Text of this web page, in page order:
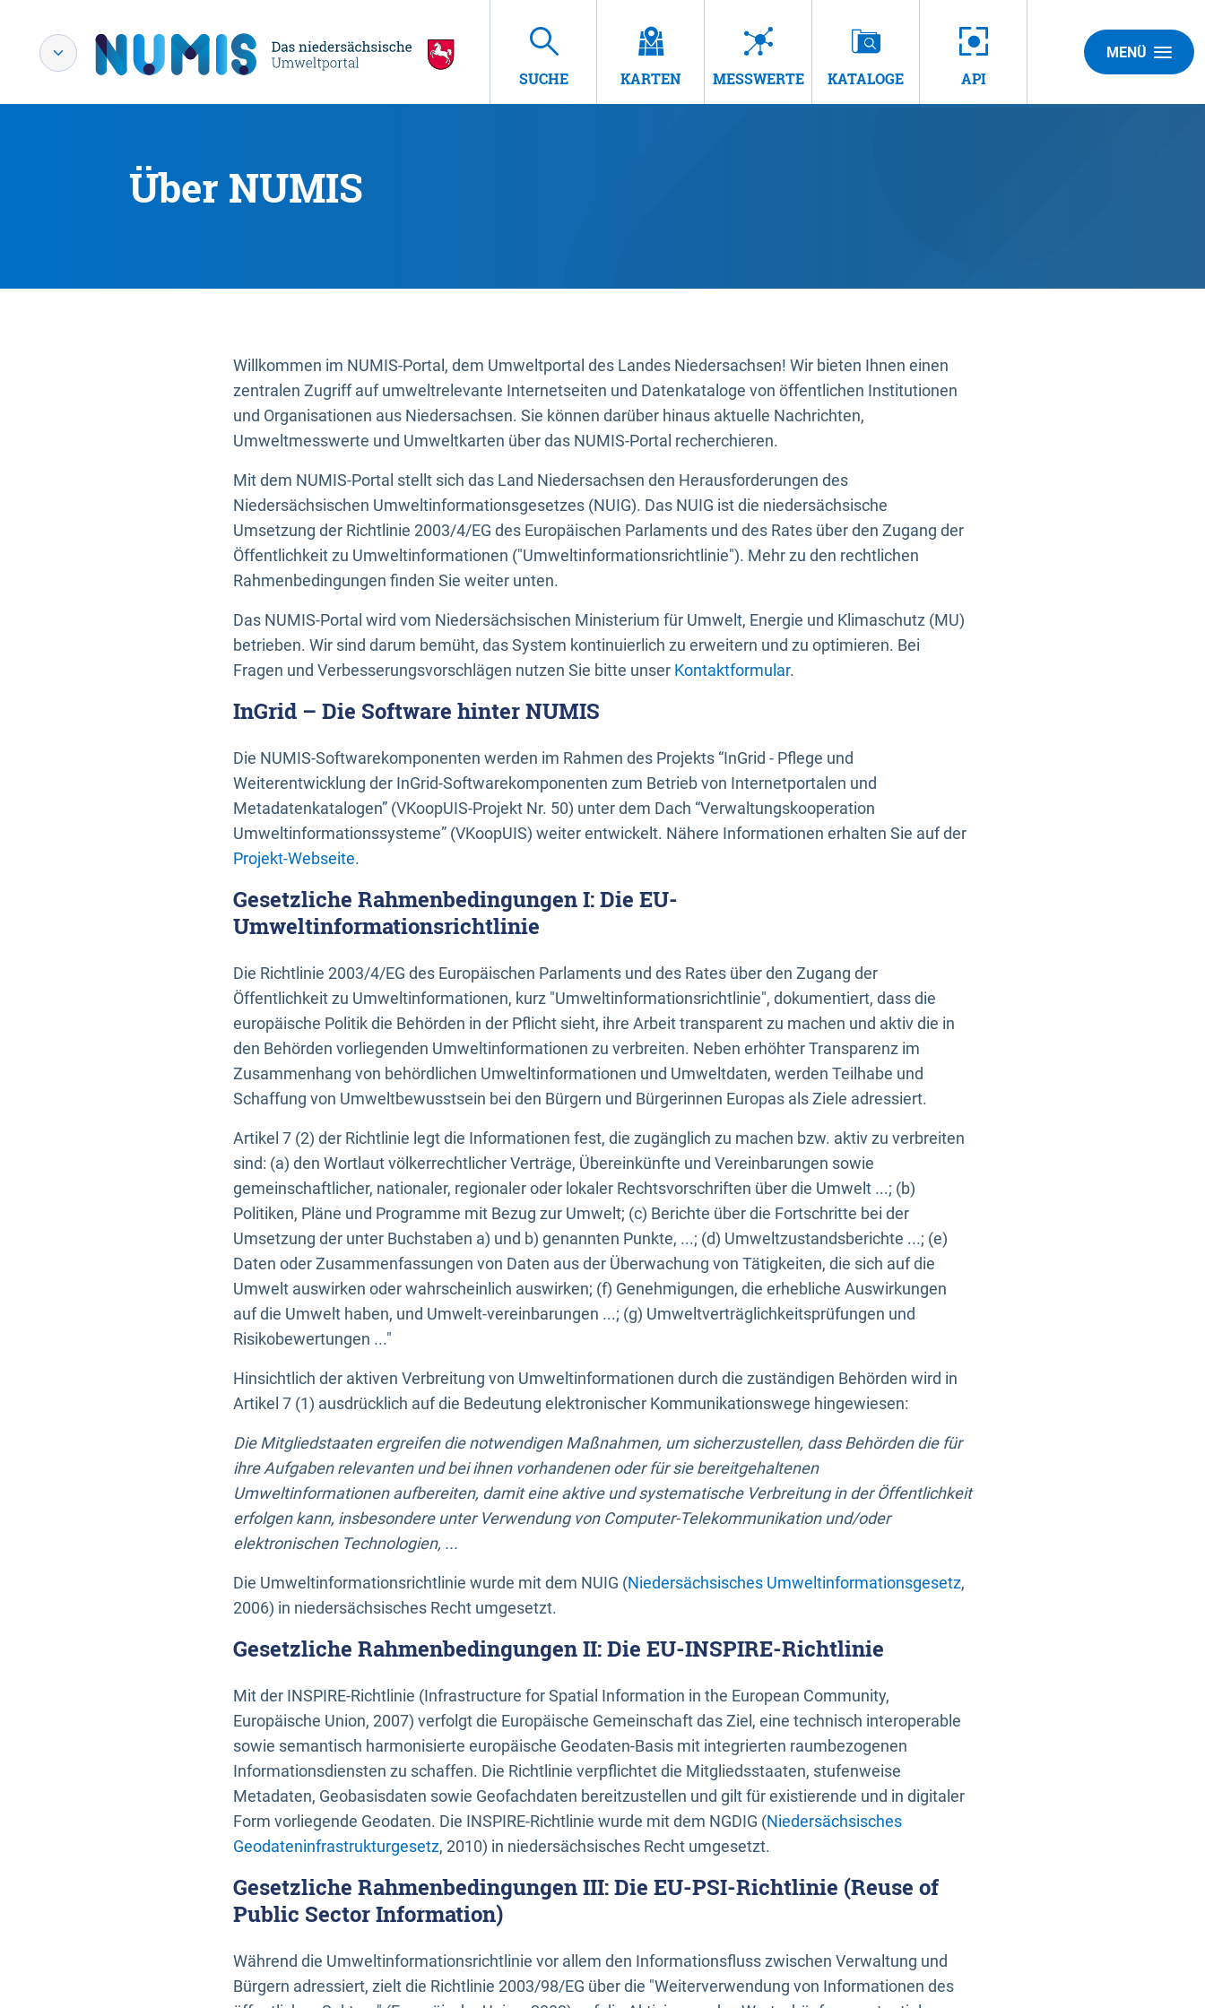
SUCHE KARTEN MESSWERTE KATALOGE API
MENÜ
Über NUMIS
Willkommen im NUMIS-Portal, dem Umweltportal des Landes Niedersachsen! Wir bieten Ihnen einen
zentralen Zugriff auf umweltrelevante Internetseiten und Datenkataloge von öffentlichen Institutionen
und Organisationen aus Niedersachsen. Sie können darüber hinaus aktuelle Nachrichten,
Umweltmesswerte und Umweltkarten über das NUMIS-Portal recherchieren.
Mit dem NUMIS-Portal stellt sich das Land Niedersachsen den Herausforderungen des
Niedersächsischen Umweltinformationsgesetzes (NUIG). Das NUIG ist die niedersächsische
Umsetzung der Richtlinie 2003/4/EG des Europäischen Parlaments und des Rates über den Zugang der
Öffentlichkeit zu Umweltinformationen ("Umweltinformationsrichtlinie"). Mehr zu den rechtlichen
Rahmenbedingungen finden Sie weiter unten.
Das NUMIS-Portal wird vom Niedersächsischen Ministerium für Umwelt, Energie und Klimaschutz (MU)
betrieben. Wir sind darum bemüht, das System kontinuierlich zu erweitern und zu optimieren. Bei
Fragen und Verbesserungsvorschlägen nutzen Sie bitte unser Kontaktformular.
InGrid – Die Software hinter NUMIS
Die NUMIS-Softwarekomponenten werden im Rahmen des Projekts “InGrid - Pflege und
Weiterentwicklung der InGrid-Softwarekomponenten zum Betrieb von Internetportalen und
Metadatenkatalogen” (VKoopUIS-Projekt Nr. 50) unter dem Dach “Verwaltungskooperation
Umweltinformationssysteme” (VKoopUIS) weiter entwickelt. Nähere Informationen erhalten Sie auf der
Projekt-Webseite.
Gesetzliche Rahmenbedingungen I: Die EU-
Umweltinformationsrichtlinie
Die Richtlinie 2003/4/EG des Europäischen Parlaments und des Rates über den Zugang der
Öffentlichkeit zu Umweltinformationen, kurz "Umweltinformationsrichtlinie", dokumentiert, dass die
europäische Politik die Behörden in der Pflicht sieht, ihre Arbeit transparent zu machen und aktiv die in
den Behörden vorliegenden Umweltinformationen zu verbreiten. Neben erhöhter Transparenz im
Zusammenhang von behördlichen Umweltinformationen und Umweltdaten, werden Teilhabe und
Schaffung von Umweltbewusstsein bei den Bürgern und Bürgerinnen Europas als Ziele adressiert.
Artikel 7 (2) der Richtlinie legt die Informationen fest, die zugänglich zu machen bzw. aktiv zu verbreiten
sind: (a) den Wortlaut völkerrechtlicher Verträge, Übereinkünfte und Vereinbarungen sowie
gemeinschaftlicher, nationaler, regionaler oder lokaler Rechtsvorschriften über die Umwelt ...; (b)
Politiken, Pläne und Programme mit Bezug zur Umwelt; (c) Berichte über die Fortschritte bei der
Umsetzung der unter Buchstaben a) und b) genannten Punkte, ...; (d) Umweltzustandsberichte ...; (e)
Daten oder Zusammenfassungen von Daten aus der Überwachung von Tätigkeiten, die sich auf die
Umwelt auswirken oder wahrscheinlich auswirken; (f) Genehmigungen, die erhebliche Auswirkungen
auf die Umwelt haben, und Umwelt-vereinbarungen ...; (g) Umweltverträglichkeitsprüfungen und
Risikobewertungen ..."
Hinsichtlich der aktiven Verbreitung von Umweltinformationen durch die zuständigen Behörden wird in
Artikel 7 (1) ausdrücklich auf die Bedeutung elektronischer Kommunikationswege hingewiesen:
Die Mitgliedstaaten ergreifen die notwendigen Maßnahmen, um sicherzustellen, dass Behörden die für
ihre Aufgaben relevanten und bei ihnen vorhandenen oder für sie bereitgehaltenen
Umweltinformationen aufbereiten, damit eine aktive und systematische Verbreitung in der Öffentlichkeit
erfolgen kann, insbesondere unter Verwendung von Computer-Telekommunikation und/oder
elektronischen Technologien, ...
Die Umweltinformationsrichtlinie wurde mit dem NUIG (Niedersächsisches Umweltinformationsgesetz,
2006) in niedersächsisches Recht umgesetzt.
Gesetzliche Rahmenbedingungen II: Die EU-INSPIRE-Richtlinie
Mit der INSPIRE-Richtlinie (Infrastructure for Spatial Information in the European Community,
Europäische Union, 2007) verfolgt die Europäische Gemeinschaft das Ziel, eine technisch interoperable
sowie semantisch harmonisierte europäische Geodaten-Basis mit integrierten raumbezogenen
Informationsdiensten zu schaffen. Die Richtlinie verpflichtet die Mitgliedsstaaten, stufenweise
Metadaten, Geobasisdaten sowie Geofachdaten bereitzustellen und gilt für existierende und in digitaler
Form vorliegende Geodaten. Die INSPIRE-Richtlinie wurde mit dem NGDIG (Niedersächsisches
Geodateninfrastrukturgesetz, 2010) in niedersächsisches Recht umgesetzt.
Gesetzliche Rahmenbedingungen III: Die EU-PSI-Richtlinie (Reuse of
Public Sector Information)
Während die Umweltinformationsrichtlinie vor allem den Informationsfluss zwischen Verwaltung und
Bürgern adressiert, zielt die Richtlinie 2003/98/EG über die "Weiterverwendung von Informationen des